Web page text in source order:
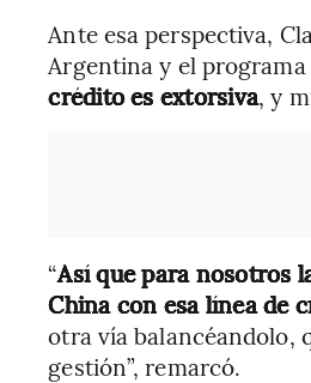
Ante esa perspectiva,
Argentina y el
crédito es extorsiva, y
“Así que para nosotros
China con esa línea de
otra vía balancéandolo,
gestión”, remarcó.